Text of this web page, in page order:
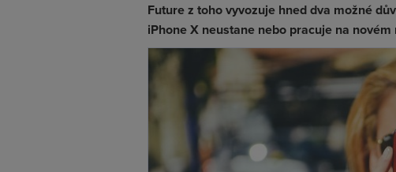
Future z toho vyvozuje hned dva možné
iPhone X neustane nebo pracuje na novém